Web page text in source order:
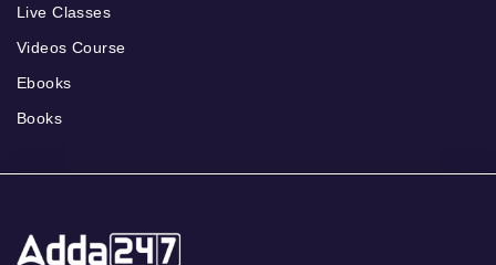
Live Classes
Videos Course
Ebooks
Books